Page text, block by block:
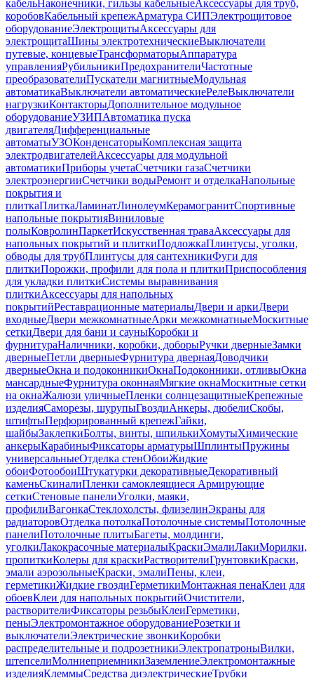
кабельНаконечники, гильзы кабельныеАксессуары для труб,
коробовКабельный крепежАрматура СИПЭлектрощитовое
оборудованиеЭлектрощитыАксессуары для
электрощитаШины электротехническиеВыключатели
путевые, концевыеТрансформаторыАппаратура
управленияРубильникиПредохранителиЧастотные
преобразователиПускатели магнитныеМодульная
автоматикаВыключатели автоматическиеРелеВыключатели
нагрузкиКонтакторыДополнительное модульное
оборудованиеУЗИПАвтоматика пуска
двигателяДифференциальные
автоматыУЗОКонденсаторыКомплексная защита
электродвигателейАксессуары для модульной
автоматикиПриборы учетаСчетчики газаСчетчики
электроэнергииСчетчики водыРемонт и отделкаНапольные
покрытия и
плиткаПлиткаЛаминатЛинолеумКерамогранитСпортивные
напольные покрытияВиниловые
полыКовролинПаркетИскусственная траваАксессуары для
напольных покрытий и плиткиПодложкаПлинтусы, уголки,
обводы для трубПлинтусы для сантехникиФуги для
плиткиПорожки, профили для пола и плиткиПриспособления
для укладки плиткиСистемы выравнивания
плиткиАксессуары для напольных
покрытийРеставрационные материалыДвери и аркиДвери
входныеДвери межкомнатныеАрки межкомнатныеМоскитные
сеткиДвери для бани и сауныКоробки и
фурнитураНаличники, коробки, доборыРучки дверныеЗамки
дверныеПетли дверныеФурнитура двернаяДоводчики
дверныеОкна и подоконникиОкнаПодоконники, отливыОкна
мансардныеФурнитура оконнаяМягкие окнаМоскитные сетки
на окнаЖалюзи уличныеПленки солнцезащитныеКрепежные
изделияСаморезы, шурупыГвоздиАнкеры, дюбелиСкобы,
штифтыПерфорированный крепежГайки,
шайбыЗаклепкиБолты, винты, шпилькиХомутыХимические
анкерыКарабиныФиксаторы арматурыШплинтыПружины
универсальныеОтделка стенОбоиЖидкие
обоиФотообоиШтукатурки декоративныеДекоративный
каменьСкиналиПленки самоклеящиеся Армирующие
сеткиСтеновые панелиУголки, маяки,
профилиВагонкаСтеклохолсты, флизелинЭкраны для
радиаторовОтделка потолкаПотолочные системыПотолочные
панелиПотолочные плитыБагеты, молдинги,
уголкиЛакокрасочные материалыКраскиЭмалиЛакиМорилки,
пропиткиКолеры для краскиРастворителиГрунтовкиКраски,
эмали аэрозольныеКраски, эмалиПены, клеи,
герметикиЖидкие гвоздиГерметикиМонтажная пенаКлеи для
обоевКлеи для напольных покрытийОчистители,
растворителиФиксаторы резьбыКлеиГерметики,
пеныЭлектромонтажное оборудованиеРозетки и
выключателиЭлектрические звонкиКоробки
распределительные и подрозетникиЭлектропатроныВилки,
штепселиМолниеприемникиЗаземлениеЭлектромонтажные
изделияКлеммыСредства диэлектрическиеТрубки